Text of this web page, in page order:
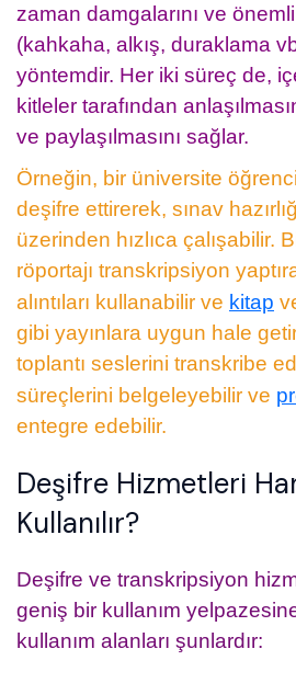
zaman damgalarını ve
(kahkaha, alkış, duraklama
yöntemdir. Her iki süreç de,
kitleler tarafından
ve paylaşılmasını sağlar.
Örneğin, bir üniversite
deşifre ettirerek, sınav
üzerinden hızlıca çalışabilir.
röportajı transkripsiyon
alıntıları kullanabilir ve kitap
gibi yayınlara uygun hale
toplantı seslerini transkribe
süreçlerini belgeleyebilir ve
entegre edebilir.
Deşifre Hizmetleri
Kullanılır?
Deşifre ve transkripsiyon
geniş bir kullanım
kullanım alanları şunlardır: